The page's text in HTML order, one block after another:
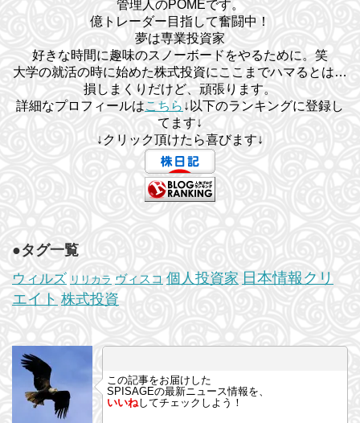
管理人のPOMEです。
億トレーダー目指して奮闘中！
夢は専業投資家
好きな時間に趣味のスノーボードをやるために。笑
大学の就活の時に始めた株式投資にここまでハマるとは…
損しまくりだけど、頑張ります。
詳細なプロフィールはこちら ↓以下のランキングに登録し
てます↓
↓クリック頂けたら喜びます↓
●タグ一覧
ウィルズ リリカラ ヴィスコ 個人投資家 日本情報クリ
エイト 株式投資
この記事をお届けした
SPISAGEの最新ニュース情報を、
いいねしてチェックしよう！